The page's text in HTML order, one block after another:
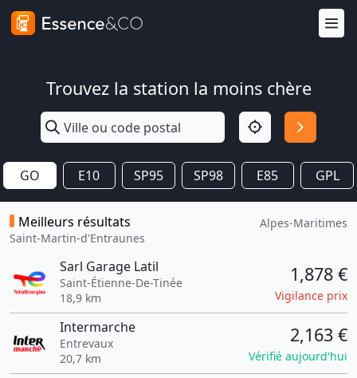
Trouvez la station la moins chère
GO E10 SP95 SP98 E85 GPL
Meilleurs résultats
Saint-Martin-d'Entraunes
Alpes-Maritimes
Sarl Garage Latil
Saint-Étienne-De-Tinée
18,9 km
1,878 €
Vigilance prix
Intermarche
Entrevaux
20,7 km
2,163 €
Vérifié aujourd'hui